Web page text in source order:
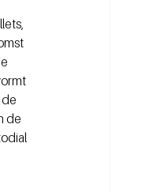
de